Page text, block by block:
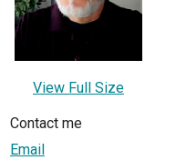
View Full Size
Contact me
Email